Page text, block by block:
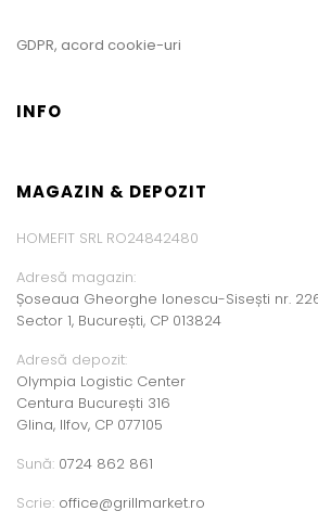
GDPR, acord cookie-uri
INFO
MAGAZIN & DEPOZIT
HOMEFIT SRL RO24842480
Adresă magazin:
Șoseaua Gheorghe Ionescu-Sisești nr.
Sector 1, București, CP 013824
Adresă depozit:
Olympia Logistic Center
Centura București 316
Glina, Ilfov, CP 077105
Sună: 0724 862 861
Scrie: office@grillmarket.ro